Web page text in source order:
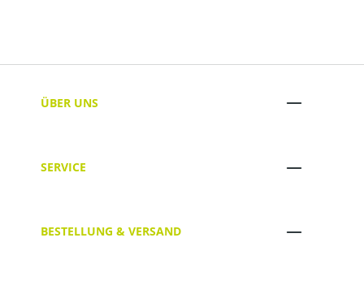
ÜBER UNS
SERVICE
BESTELLUNG & VERSAND